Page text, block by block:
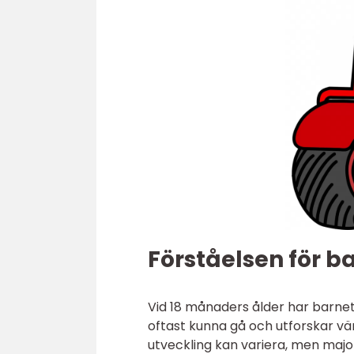
Förståelsen för
Vid 18 månaders ålder har
oftast kunna gå och utforskar
utveckling kan variera, men